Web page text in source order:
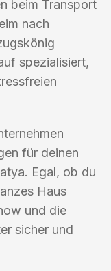
beim Transport
nach
spezialisiert,
für deinen
Egal, ob du
Haus
und die
sicher und